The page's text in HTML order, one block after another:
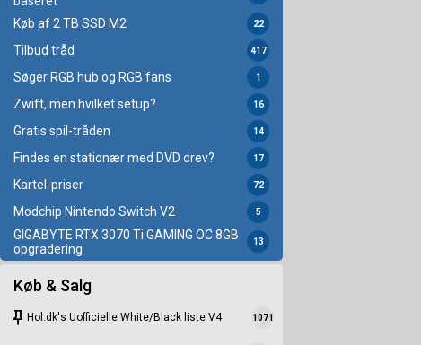
Køb af 2 TB SSD M2 22
Tilbud tråd 417
Søger RGB hub og RGB fans 1
Zwift, men hvilket setup? 16
Gratis spil-tråden 14
Findes en stationær med DVD drev? 17
Kartel-priser 72
Modchip Nintendo Switch V2 5
GIGABYTE RTX 3070 Ti GAMING OC 8GB
opgradering
13
Køb & Salg
keep Hol.dk's Uofficielle White/Black liste V4 1071